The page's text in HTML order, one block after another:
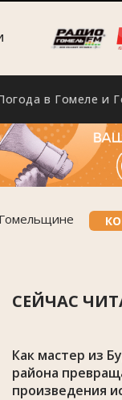
в Гомеле и
СЕЙЧАС
Как мастер из
района
произведения